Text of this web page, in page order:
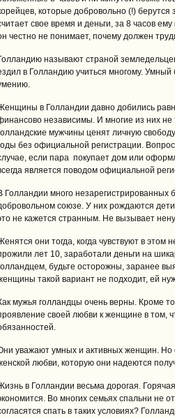
которые добровольно (!)
свое время и деньги, за 8 часов
честно не понимает, почему должен
называют страной
в Голландию учиться многому.
в Голландии давно добились
независимы. И многие из них не
мужчины ценят личную
без официальной регистрации.
если пара покупает дом или
является поводом официальной
Голландии много незарегистрированных
союзе. У них рождаются
не кажется странным. Не вызывает
они тогда, когда чувствуют в этом
лет 10, заработали деньги на
будьте осторожны, заранее
такой вариант не подходит, ей
мужья голландцы очень верны. Кроме
своей любви к женщине в том,
уважают умных и активных женщин. Но
любви, которую они надеются
в Голландии весьма дорогая.
Во многих семьях спальни не
спать в таких условиях?